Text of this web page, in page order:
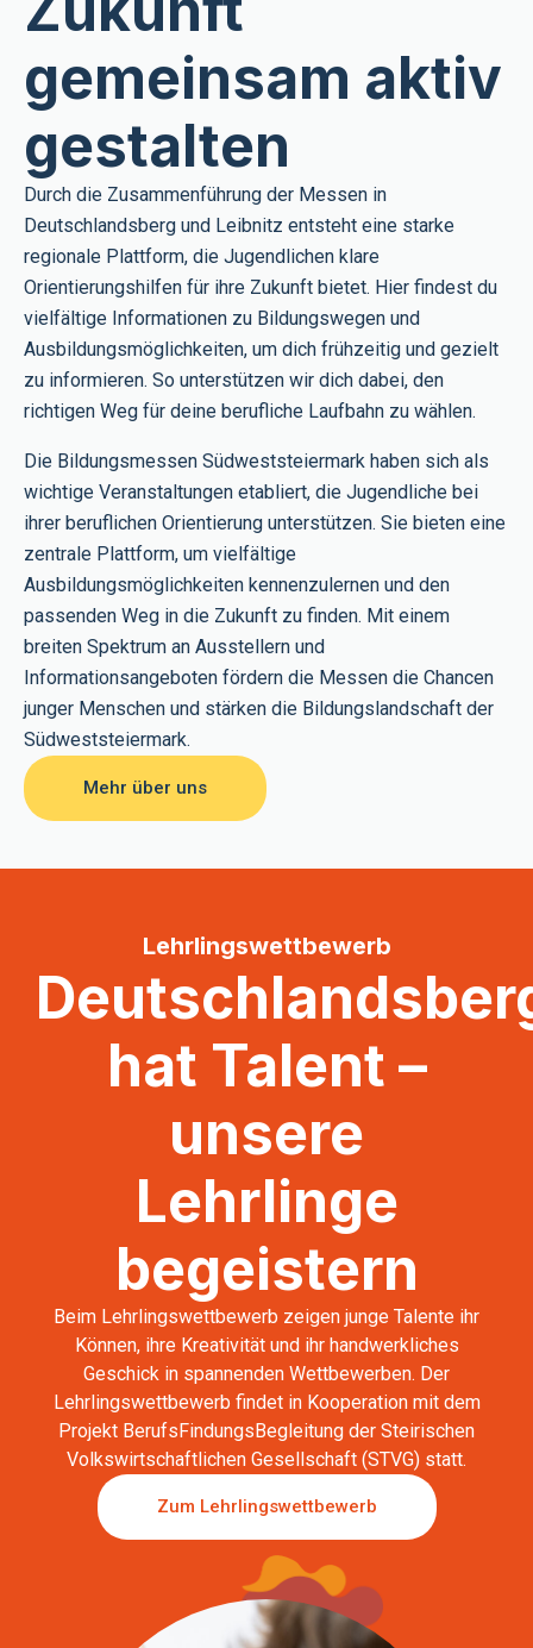
gemeinsam aktiv
gestalten
Durch die Zusammenführung der Messen in
Deutschlandsberg und Leibnitz entsteht eine starke
regionale Plattform, die Jugendlichen klare
Orientierungshilfen für ihre Zukunft bietet. Hier findest du
vielfältige Informationen zu Bildungswegen und
Ausbildungsmöglichkeiten, um dich frühzeitig und gezielt
zu informieren. So unterstützen wir dich dabei, den
richtigen Weg für deine berufliche Laufbahn zu wählen.
Die Bildungsmessen Südweststeiermark haben sich als
wichtige Veranstaltungen etabliert, die Jugendliche bei
ihrer beruflichen Orientierung unterstützen. Sie bieten eine
zentrale Plattform, um vielfältige
Ausbildungsmöglichkeiten kennenzulernen und den
passenden Weg in die Zukunft zu finden. Mit einem
breiten Spektrum an Ausstellern und
Informationsangeboten fördern die Messen die Chancen
junger Menschen und stärken die Bildungslandschaft der
Südweststeiermark.
Mehr über uns
Lehrlingswettbewerb
hat Talent –
unsere
Lehrlinge
begeistern
Beim Lehrlingswettbewerb zeigen junge Talente ihr
Können, ihre Kreativität und ihr handwerkliches
Geschick in spannenden Wettbewerben. Der
Lehrlingswettbewerb findet in Kooperation mit dem
Projekt BerufsFindungsBegleitung der Steirischen
Volkswirtschaftlichen Gesellschaft (STVG) statt.
Zum Lehrlingswettbewerb